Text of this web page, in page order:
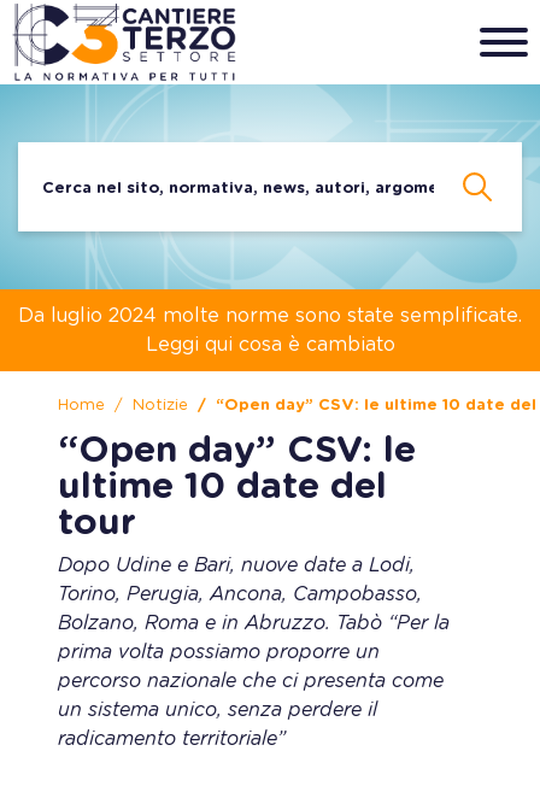
Da luglio 2024 molte norme sono state semplificate.
Leggi qui cosa è cambiato
Home Notizie “Open day” CSV: le ultime 10 date
“Open day” CSV: le
ultime 10 date del
tour
Dopo Udine e Bari, nuove date a Lodi,
Torino, Perugia, Ancona, Campobasso,
Bolzano, Roma e in Abruzzo. Tabò “Per la
prima volta possiamo proporre un
percorso nazionale che ci presenta come
un sistema unico, senza perdere il
radicamento territoriale”